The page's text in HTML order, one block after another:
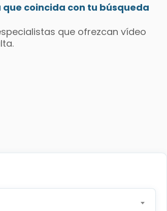
coincida con tu búsqueda
que ofrezcan vídeo